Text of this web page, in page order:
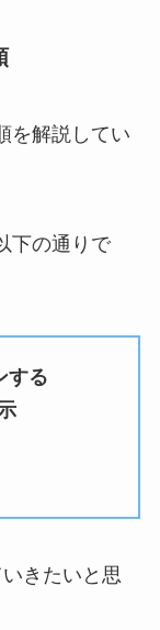
を解説してい
下の通りで
する
きたいと思